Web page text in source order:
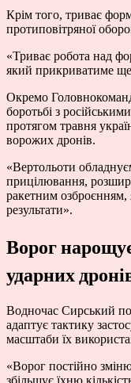
Крім того, триває
протиповітряної
«Триває робота над
який прикриватиме ще
Окремо
боротьбі з
протягом травня
ворожих дронів.
«Вертольоти
прицілювання,
ракетним озброєнням,
результати».
Ворог
ударних
Водночас Сирський
адаптує тактику
масштаби їх
«Ворог постійно